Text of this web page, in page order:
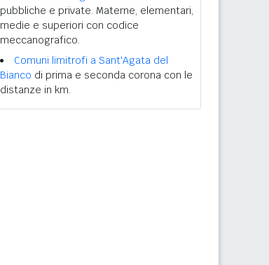
pubbliche e private. Materne, elementari,
medie e superiori con codice
meccanografico.
Comuni limitrofi a Sant'Agata del
Bianco di prima e seconda corona con le
distanze in km.